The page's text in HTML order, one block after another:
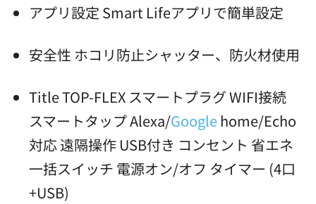
アプリ設定 Smart Lifeアプリで簡単設定
安全性 ホコリ防止シャッター、防火材使用
Title TOP-FLEX スマートプラグ WIFI接続
スマートタップ Alexa/Googlehome/Echo
対応 遠隔操作 USB付き コンセント 省エネ
一括スイッチ 電源オン/オフ タイマー (4口
+USB)